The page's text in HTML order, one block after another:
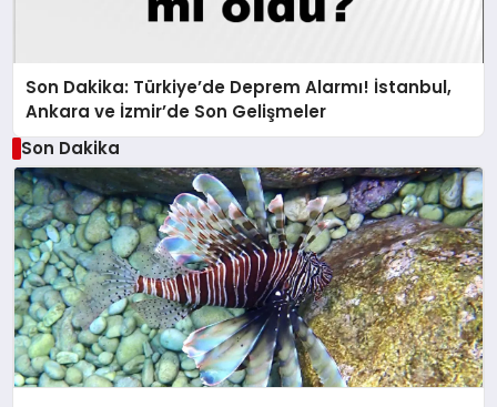
Son Dakika: Türkiye’de Deprem Alarmı! İstanbul,
Ankara ve İzmir’de Son Gelişmeler
Son Dakika